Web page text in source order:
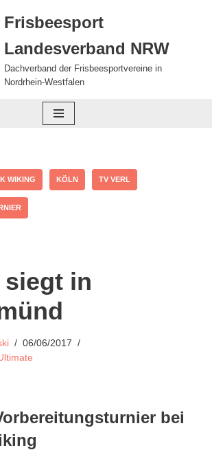
Frisbeesport
Landesverband NRW
Dachverband der Frisbeesportvereine in
Nordrhein-Westfalen
WIKING KÖLN TV VERL
siegt in
06/06/2017
bei